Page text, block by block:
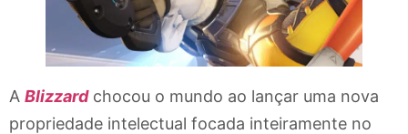
A Blizzardchocou o mundo ao lançar uma nova
propriedade intelectual focada inteiramente no